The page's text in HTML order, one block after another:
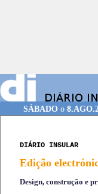
SÁBADOo
DIÁRIO INSULAR
Edição
Design, construção e